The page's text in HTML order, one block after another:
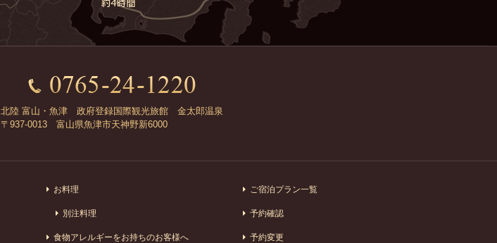
北陸 富山・魚津 政府登録国際観光旅館 金太郎温泉
〒937-0013 富山県魚津市天神野新6000
お料理
別注料理
食物アレルギーをお持ちのお客様へ
ご宿泊プラン一覧
予約確認
予約変更